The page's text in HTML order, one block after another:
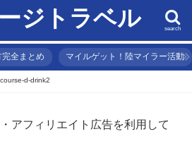
ジトラベル search
全まとめ マイルゲット！陸マイラー活動
d-drink2
アフィリエイト広告を利用して